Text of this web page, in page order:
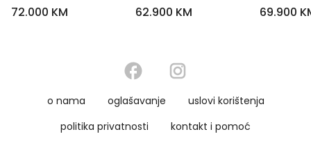
72.000 KM 62.900 KM 69.900
o nama oglašavanje
uslovi korištenja
politika privatnosti
kontakt i pomoć